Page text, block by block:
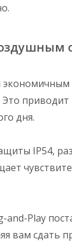
дня.
IP54,
Play
вам сдать